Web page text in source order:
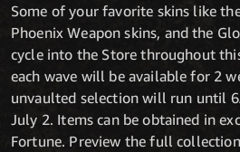
Some of your favorite skins like
Phoenix Weapon skins, and the
cycle into the Store throughout
each wave will be available for 2
unvaulted selection will run until
July 2. Items can be obtained in
Fortune. Preview the full